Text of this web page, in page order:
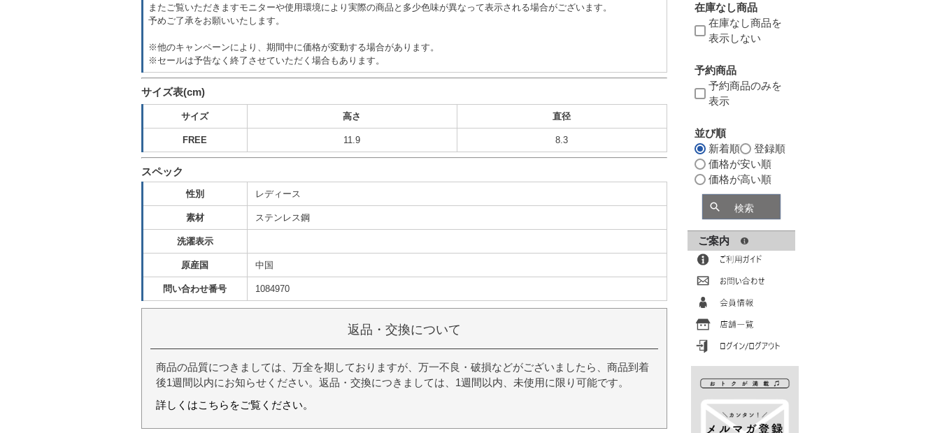
またご覧いただきますモニターや使用環境により実際の商品と多少色味が異なって表示される場合がございます。
予めご了承をお願いいたします。
※他のキャンペーンにより、期間中に価格が変動する場合があります。
※セールは予告なく終了させていただく場合もあります。
サイズ表(cm)
サイズ 高さ 直径
FREE 11.9 8.3
スペック
性別 レディース
素材 ステンレス鋼
洗濯表示
原産国 中国
問い合わせ番号 1084970
返品・交換について
商品の品質につきましては、万全を期しておりますが、万一不良・破損などがございましたら、商品到着
後1週間以内にお知らせください。返品・交換につきましては、1週間以内、未使用に限り可能です。
詳しくはこちらをご覧ください。
在庫なし商品
在庫なし商品を
表示しない
予約商品
予約商品のみを
表示
並び順
新着順
登録順
価格が安い順
価格が高い順
検索
ご案内